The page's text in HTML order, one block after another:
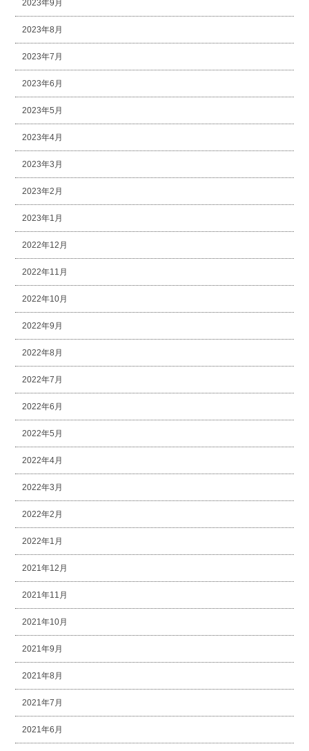
2023年9月
2023年8月
2023年7月
2023年6月
2023年5月
2023年4月
2023年3月
2023年2月
2023年1月
2022年12月
2022年11月
2022年10月
2022年9月
2022年8月
2022年7月
2022年6月
2022年5月
2022年4月
2022年3月
2022年2月
2022年1月
2021年12月
2021年11月
2021年10月
2021年9月
2021年8月
2021年7月
2021年6月